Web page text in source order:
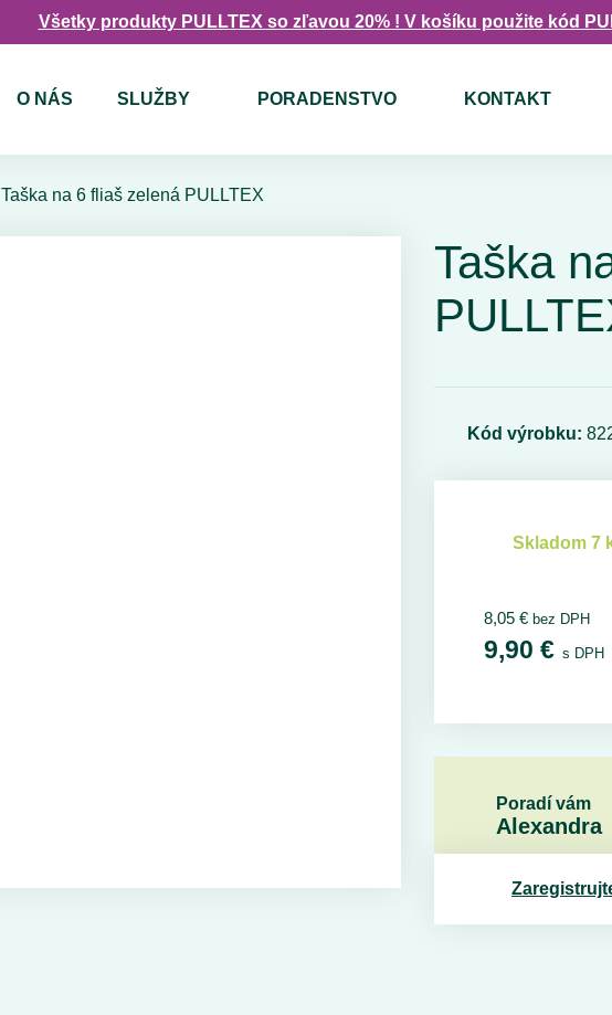
Všetky produkty PULLTEX so zľavou 20% ! V košíku použite kód
O NÁS SLUŽBY PORADENSTVO KONTAKT
Taška na 6 fliaš zelená PULLTEX
Taška
Kód výrobku:
Skladom 7
8,05 € bez DPH
9,90 € s DPH
Poradí vám
Alexandra